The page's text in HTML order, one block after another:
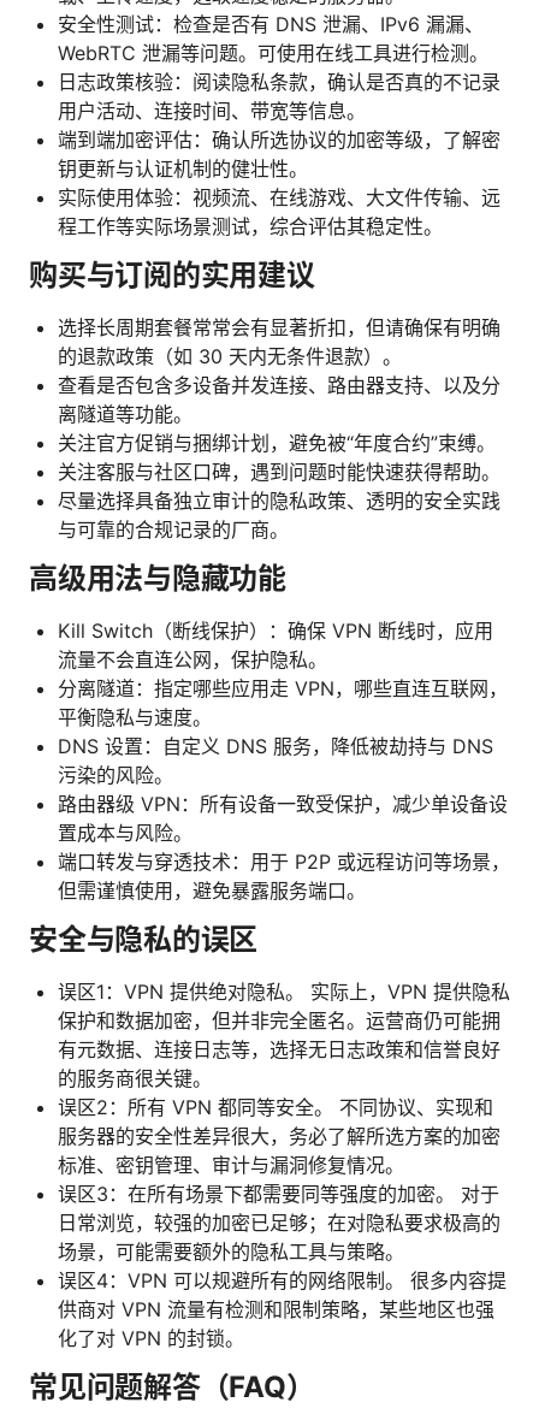
安全性测试：检查是否有 DNS 泄漏、IPv6 漏漏、
WebRTC 泄漏等问题。可使用在线工具进行检测。
日志政策核验：阅读隐私条款，确认是否真的不记录
用户活动、连接时间、带宽等信息。
端到端加密评估：确认所选协议的加密等级，了解密
钥更新与认证机制的健壮性。
实际使用体验：视频流、在线游戏、大文件传输、远
程工作等实际场景测试，综合评估其稳定性。
购买与订阅的实用建议
选择长周期套餐常常会有显著折扣，但请确保有明确
的退款政策（如 30 天内无条件退款）。
查看是否包含多设备并发连接、路由器支持、以及分
离隧道等功能。
关注官方促销与捆绑计划，避免被“年度合约”束缚。
关注客服与社区口碑，遇到问题时能快速获得帮助。
尽量选择具备独立审计的隐私政策、透明的安全实践
与可靠的合规记录的厂商。
高级用法与隐藏功能
Kill Switch（断线保护）：确保 VPN 断线时，应用
流量不会直连公网，保护隐私。
分离隧道：指定哪些应用走 VPN，哪些直连互联网，
平衡隐私与速度。
DNS 设置：自定义 DNS 服务，降低被劫持与 DNS
污染的风险。
路由器级 VPN：所有设备一致受保护，减少单设备设
置成本与风险。
端口转发与穿透技术：用于 P2P 或远程访问等场景，
但需谨慎使用，避免暴露服务端口。
安全与隐私的误区
误区1：VPN 提供绝对隐私。 实际上，VPN 提供隐私
保护和数据加密，但并非完全匿名。运营商仍可能拥
有元数据、连接日志等，选择无日志政策和信誉良好
的服务商很关键。
误区2：所有 VPN 都同等安全。 不同协议、实现和
服务器的安全性差异很大，务必了解所选方案的加密
标准、密钥管理、审计与漏洞修复情况。
误区3：在所有场景下都需要同等强度的加密。 对于
日常浏览，较强的加密已足够；在对隐私要求极高的
场景，可能需要额外的隐私工具与策略。
误区4：VPN 可以规避所有的网络限制。 很多内容提
供商对 VPN 流量有检测和限制策略，某些地区也强
化了对 VPN 的封锁。
常见问题解答（FAQ）